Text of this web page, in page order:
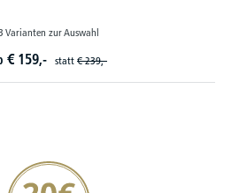
Varianten zur Auswahl
€ 159,- statt € 239,-
20€ Gutschein sichern